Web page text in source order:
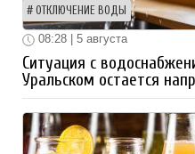
ОТКЛЮЧЕНИЕ ВОДЫ
08:28 | 5 августа
Ситуация с
Уральском остается